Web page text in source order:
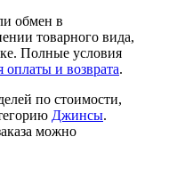
обмен в
товарного вида,
Полные условия
оплаты и возврата.
по стоимости,
Джинсы.
можно